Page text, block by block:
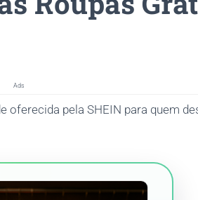
Ads
oferecida pela SHEIN para quem